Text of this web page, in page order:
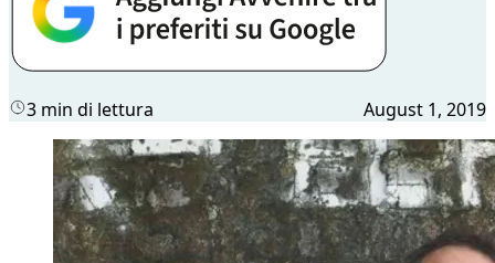
3 min di lettura August 1, 2019